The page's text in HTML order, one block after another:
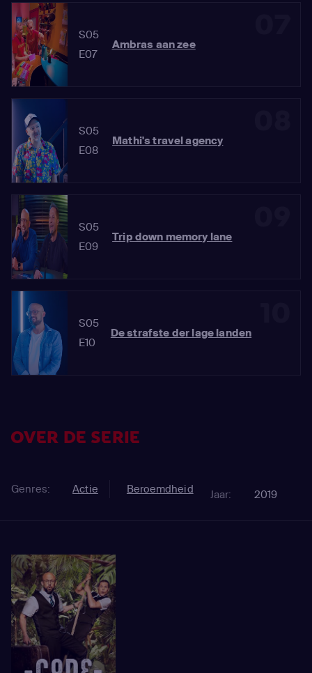
S05
E07
Ambras aan zee
S05
E08
Mathi's travel agency
S05
E09
Trip down memory lane
S05
E10
De strafste der lage landen
OVER DE SERIE
Genres: Actie Beroemdheid Jaar: 2019